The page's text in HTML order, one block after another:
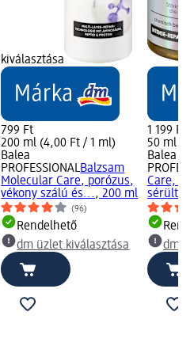
kiválasztása
799 Ft
200 ml (4,00 Ft / 1 ml)
Balea
PROFESSIONALBalzsam
Molecular Care, porózus,
vékony szálú és..., 200 ml
(96)
Rendelhető
dm üzlet kiválasztása
1 199 Ft
50 ml
Balea
Care,
dm